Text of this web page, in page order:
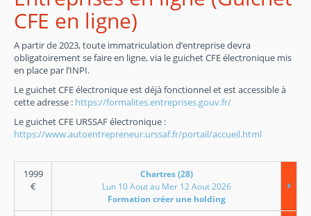
CFE en ligne)
A partir de 2023, toute immatriculation d’entreprise devra
obligatoirement se faire en ligne, via le guichet CFE électronique mis
en place par l’INPI.
Le guichet CFE électronique est déjà fonctionnel et est accessible à
cette adresse : https://formalites.entreprises.gouv.fr/
Le guichet CFE URSSAF électronique :
https://www.autoentrepreneur.urssaf.fr/portail/accueil.html
1999
€
Chartres (28)
Lun 10 Aout au Mer 12 Aout 2026
Formation créer une holding